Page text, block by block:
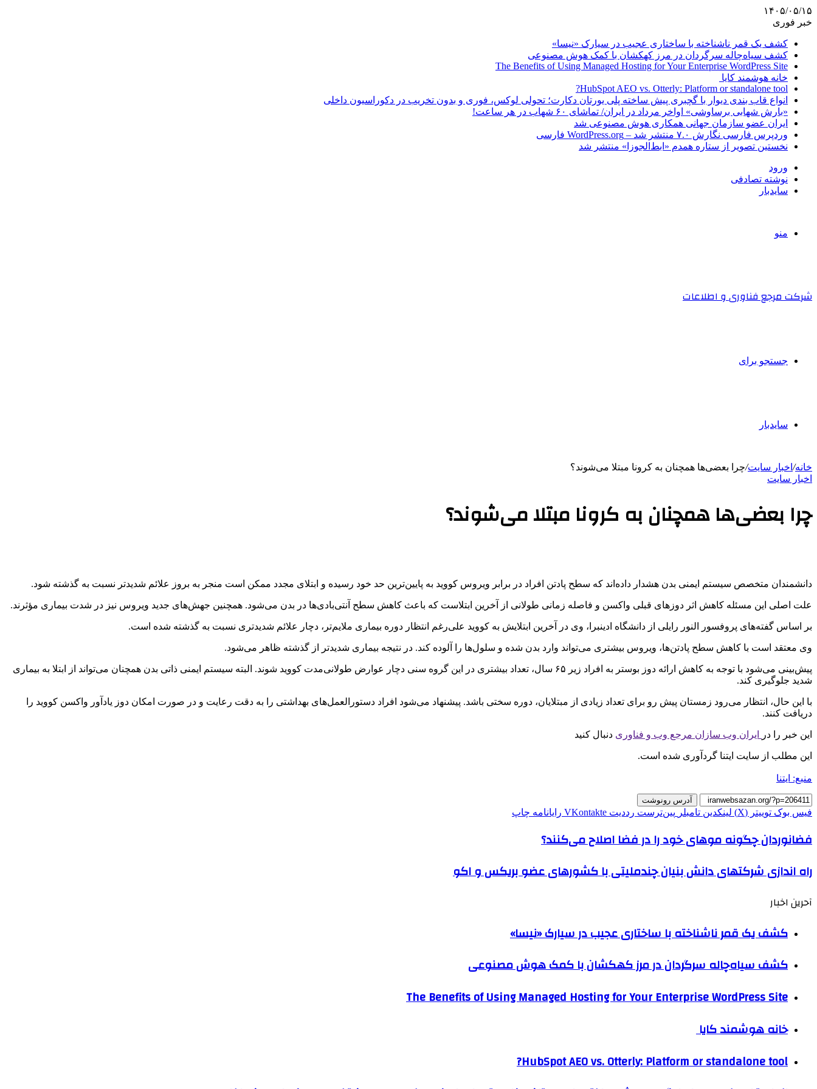
۱۴۰۵/۰۵/۱۵
خبر فوری
کشف یک قمر ناشناخته با ساختاری عجیب در سیارک «نیسا»
کشف سیاه‌چاله سرگردان در مرز کهکشان با کمک هوش مصنوعی
The Benefits of Using Managed Hosting for Your Enterprise WordPress Site
خانه هوشمند کایا
HubSpot AEO vs. Otterly: Platform or standalone tool?
انواع قاب بندی دیوار با گچبری پیش ساخته پلی یورتان دکارت؛ تحولی لوکس، فوری و بدون تخریب در دکوراسیون داخلی
«بارش شهابی برساوشی» اواخر مرداد در ایران/ تماشای ۶۰ شهاب در هر ساعت!
ایران عضو سازمان جهانی همکاری هوش مصنوعی شد
وردپرس فارسی نگارش ۷.۰ منتشر شد – WordPress.org فارسی
نخستین تصویر از ستاره همدم «ابط‌الجوزا» منتشر شد
ورود
نوشته تصادفی
سایدبار
منو
شرکت مرجع فناوری و اطلاعات
جستجو برای
سایدبار
خانه/ اخبار سایت/چرا بعضی‌ها همچنان به کرونا مبتلا می‌شوند؟
اخبار سایت
چرا بعضی‌ها همچنان به کرونا مبتلا می‌شوند؟
دانشمندان متخصص سیستم ایمنی بدن هشدار داده‌اند که سطح پادتن افراد در برابر ویروس کووید به پایین‌ترین حد خود رسیده و ابتلای مجدد ممکن است منجر به بروز علائم شدیدتر نسبت به گذشته شود.
علت اصلی این مسئله کاهش اثر دوزهای قبلی واکسن و فاصله زمانی طولانی از آخرین ابتلاست که باعث کاهش سطح آنتی‌بادی‌ها در بدن می‌شود. همچنین جهش‌های جدید ویروس نیز در شدت بیماری مؤثرند.
بر اساس گفته‌های پروفسور النور رایلی از دانشگاه ادینبرا، وی در آخرین ابتلایش به کووید علی‌رغم انتظار دوره بیماری ملایم‌تر، دچار علائم شدیدتری نسبت به گذشته شده است.
وی معتقد است با کاهش سطح پادتن‌ها، ویروس بیشتری می‌تواند وارد بدن شده و سلول‌ها را آلوده کند. در نتیجه بیماری شدیدتر از گذشته ظاهر می‌شود.
پیش‌بینی می‌شود با توجه به کاهش ارائه دوز بوستر به افراد زیر ۶۵ سال، تعداد بیشتری در این گروه سنی دچار عوارض طولانی‌مدت کووید شوند. البته سیستم ایمنی ذاتی بدن همچنان می‌تواند از ابتلا به بیماری
شدید جلوگیری کند.
با این حال، انتظار می‌رود زمستان پیش رو برای تعداد زیادی از مبتلایان، دوره سختی باشد. پیشنهاد می‌شود افراد دستورالعمل‌های بهداشتی را به دقت رعایت و در صورت امکان دوز یادآور واکسن کووید را
دریافت کنند.
این خبر را در ایران وب سازان مرجع وب و فناوری دنبال کنید
این مطلب از سایت ایتنا گردآوری شده است.
منبع: ایتنا
آدرس رونوشت
فیس بوک توییتر (X) لینکدین ‫تامبلر ‫پین‌ترست ‫رددیت ‫VKontakte رایانامه چاپ
فضانوردان چگونه موهای خود را در فضا اصلاح می‌کنند؟
راه اندازی شرکتهای دانش بنیان چندملیتی با کشورهای عضو بریکس و اکو
آحرین اخبار
کشف یک قمر ناشناخته با ساختاری عجیب در سیارک «نیسا»
کشف سیاه‌چاله سرگردان در مرز کهکشان با کمک هوش مصنوعی
The Benefits of Using Managed Hosting for Your Enterprise WordPress Site
خانه هوشمند کایا
HubSpot AEO vs. Otterly: Platform or standalone tool?